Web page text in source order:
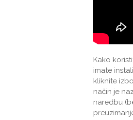
Kako
imate
kliknite
način je
naredbu